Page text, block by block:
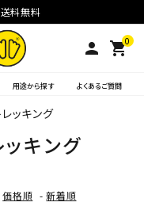
料無料
person 0
shopping_cart
用途から探す よくあるご質問
ッキング
キング
価格順 -新着順